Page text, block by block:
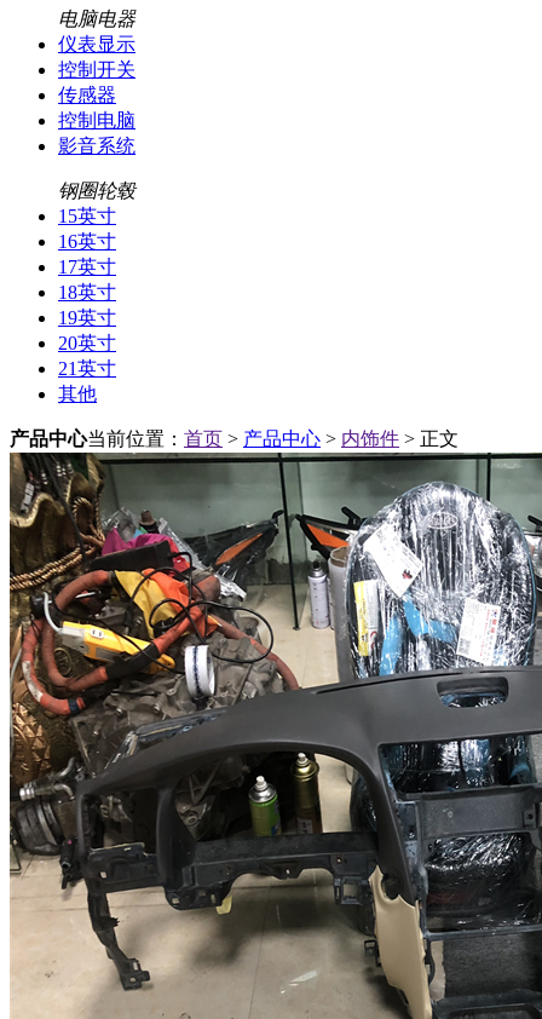
电脑电器
仪表显示
控制开关
传感器
控制电脑
影音系统
钢圈轮毂
15英寸
16英寸
17英寸
18英寸
19英寸
20英寸
21英寸
其他
产品中心当前位置： 首页 > 产品中心 > 内饰件 > 正文